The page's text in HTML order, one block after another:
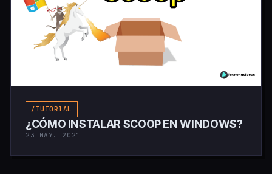
/TUTORIAL
¿CÓMO INSTALAR SCOOP EN WINDOWS?
23 MAY. 2021